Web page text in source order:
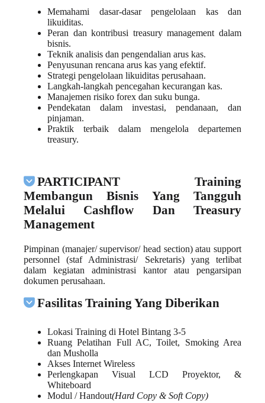
Memahami dasar-dasar pengelolaan kas dan
likuiditas.
Peran dan kontribusi treasury management dalam
bisnis.
Teknik analisis dan pengendalian arus kas.
Penyusunan rencana arus kas yang efektif.
Strategi pengelolaan likuiditas perusahaan.
Langkah-langkah pencegahan kecurangan kas.
Manajemen risiko forex dan suku bunga.
Pendekatan dalam investasi, pendanaan, dan
pinjaman.
Praktik terbaik dalam mengelola departemen
treasury.
PARTICIPANT Training
Membangun Bisnis Yang Tangguh
Melalui Cashflow Dan Treasury
Management
Pimpinan (manajer/ supervisor/ head section) atau support
personnel (staf Administrasi/ Sekretaris) yang terlibat
dalam kegiatan administrasi kantor atau pengarsipan
dokumen perusahaan.
Fasilitas Training Yang Diberikan
Lokasi Training di Hotel Bintang 3-5
Ruang Pelatihan Full AC, Toilet, Smoking Area
dan Musholla
Akses Internet Wireless
Perlengkapan Visual LCD Proyektor, &
Whiteboard
Modul / Handout(Hard Copy & Soft Copy)